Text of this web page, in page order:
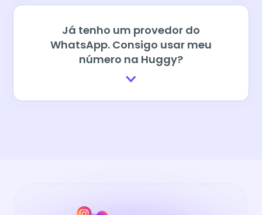
Já tenho um provedor do
WhatsApp. Consigo usar meu
número na Huggy?